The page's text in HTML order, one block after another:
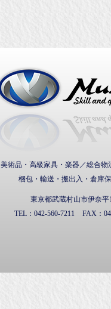
美術品・高級家具・楽器／総合物
梱包・輸送・搬出入・倉庫
東京都武蔵村山市伊奈平
TEL： 042-560-7211 FAX：